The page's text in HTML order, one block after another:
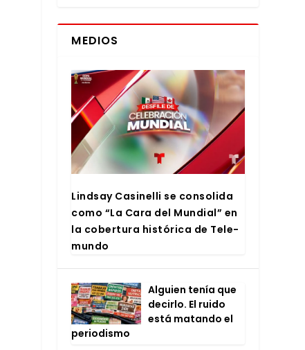
MEDIOS
Lind­say Casi­ne­lli se con­so­li­da
como “La Cara del Mun­dial” en
la cober­tu­ra his­tó­ri­ca de Tele­
mun­do
Alguien tenía que
decir­lo. El rui­do
está matan­do el
perio­dis­mo